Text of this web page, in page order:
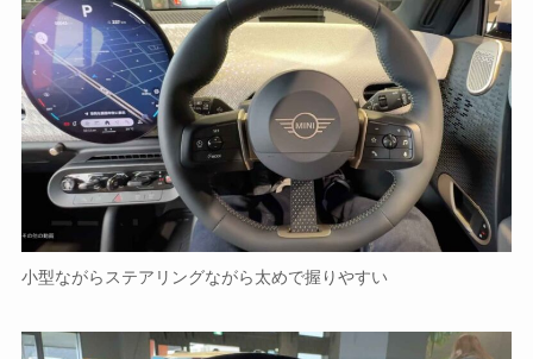
小型ながらステアリングながら太めで握りやすい